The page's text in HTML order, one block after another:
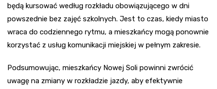
będą kursować według rozkładu obowiązującego w dni
powszednie bez zajęć szkolnych. Jest to czas, kiedy miasto
wraca do codziennego rytmu, a mieszkańcy mogą ponownie
korzystać z usług komunikacji miejskiej w pełnym zakresie.
Podsumowując, mieszkańcy Nowej Soli powinni zwrócić
uwagę na zmiany w rozkładzie jazdy, aby efektywnie